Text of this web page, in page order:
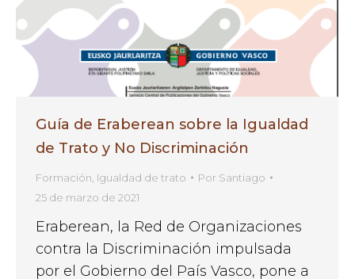
Guía de Eraberean sobre la Igualdad
de Trato y No Discriminación
Formación Igualdad de trato Por Santiago
25 de marzo de 2021
Eraberean, la Red de Organizaciones
contra la Discriminación impulsada
por el Gobierno del País Vasco, pone a